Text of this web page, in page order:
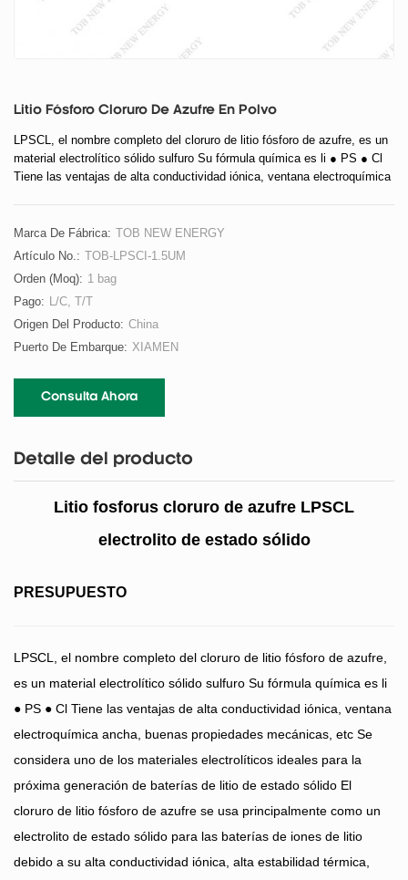
Litio Fósforo Cloruro De Azufre En Polvo
LPSCL, el nombre completo del cloruro de litio fósforo de azufre, es un
material electrolítico sólido sulfuro Su fórmula química es li ● PS ● Cl
Tiene las ventajas de alta conductividad iónica, ventana electroquímica
de litio de estado sólido.
Marca De Fábrica: TOB NEW ENERGY
Artículo No.: TOB-LPSCI-1.5UM
Orden (moq): 1 bag
Pago: L/C, T/T
Origen Del Producto: China
Puerto De Embarque: XIAMEN
Consulta Ahora
Detalle del producto
Litio fosforus cloruro de azufre LPSCL
electrolito de estado sólido
PRESUPUESTO
LPSCL, el nombre completo del cloruro de litio fósforo de azufre,
es un material electrolítico sólido sulfuro Su fórmula química es li
● PS ● Cl Tiene las ventajas de alta conductividad iónica, ventana
electroquímica ancha, buenas propiedades mecánicas, etc Se
considera uno de los materiales electrolíticos ideales para la
próxima generación de baterías de litio de estado sólido El
cloruro de litio fósforo de azufre se usa principalmente como un
electrolito de estado sólido para las baterías de iones de litio
debido a su alta conductividad iónica, alta estabilidad térmica,